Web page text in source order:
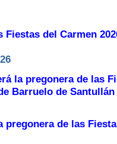
del Carmen
la pregonera de las
Barruelo de Santullán
pregonera de las